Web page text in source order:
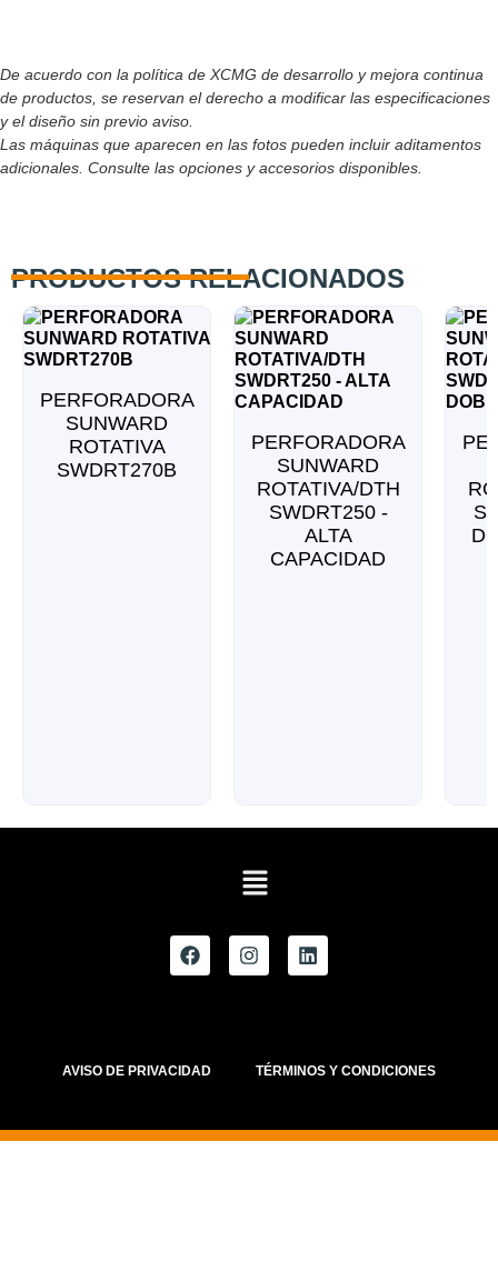
*
De acuerdo con la política de XCMG de desarrollo y mejora continua
de productos, se reservan el derecho a modificar las especificaciones
y el diseño sin previo aviso.
Las máquinas que aparecen en las fotos pueden incluir aditamentos
adicionales. Consulte las opciones y accesorios disponibles.
PRODUCTOS RELACIONADOS
PERFORADORA
SUNWARD
ROTATIVA
SWDRT270B
PERFORADORA
SUNWARD
ROTATIVA/DTH
SWDRT250 -
ALTA
CAPACIDAD
AVISO DE PRIVACIDAD TÉRMINOS Y CONDICIONES